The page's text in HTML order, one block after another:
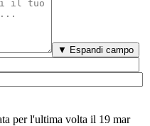
▼ Espandi campo
per l'ultima volta il 19 mar